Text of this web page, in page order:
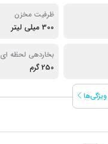
ظرفیت مخزن
300 میلی لیتر
بخاردهی لحظه ای
250 گرم